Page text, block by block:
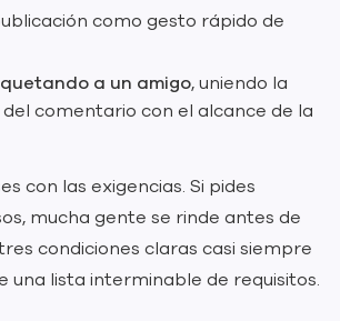
como gesto rápido de
a un amigo, uniendo la
comentario con el alcance de la
con las exigencias. Si pides
mucha gente se rinde antes de
condiciones claras casi siempre
una lista interminable de requisitos.